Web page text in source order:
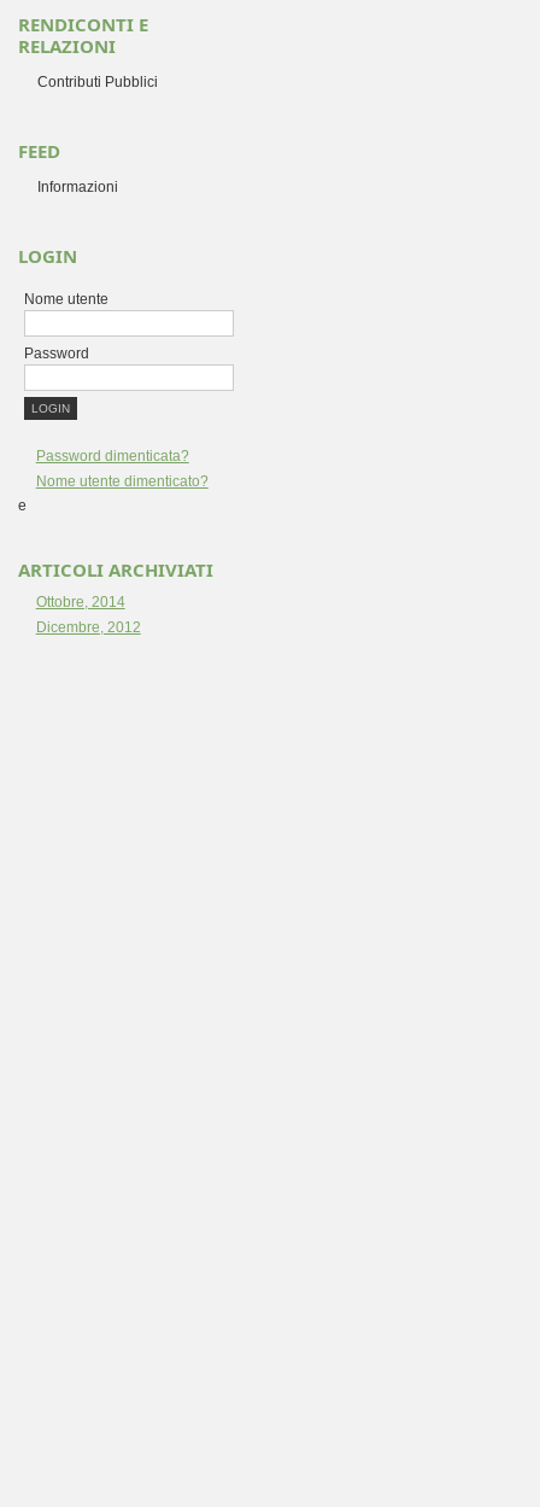
RENDICONTI E
RELAZIONI
Contributi Pubblici
FEED
Informazioni
LOGIN
Nome utente
Password
Password dimenticata?
Nome utente dimenticato?
e
ARTICOLI ARCHIVIATI
Ottobre, 2014
Dicembre, 2012